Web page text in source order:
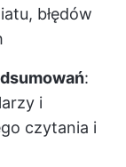
błędów
:
i
czytania i